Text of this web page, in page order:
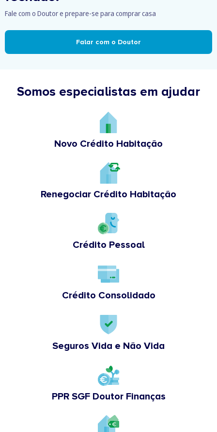
Fale com o Doutor e prepare-se para comprar casa
Falar com o Doutor
Somos especialistas em ajudar
Novo Crédito Habitação
Renegociar Crédito Habitação
Crédito Pessoal
Crédito Consolidado
Seguros Vida e Não Vida
PPR SGF Doutor Finanças